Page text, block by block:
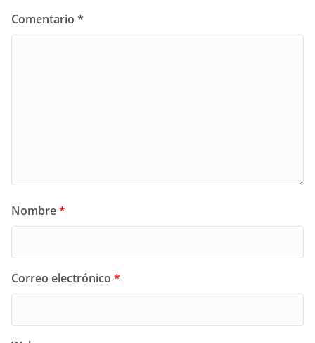
Comentario *
Nombre*
Correo electrónico *